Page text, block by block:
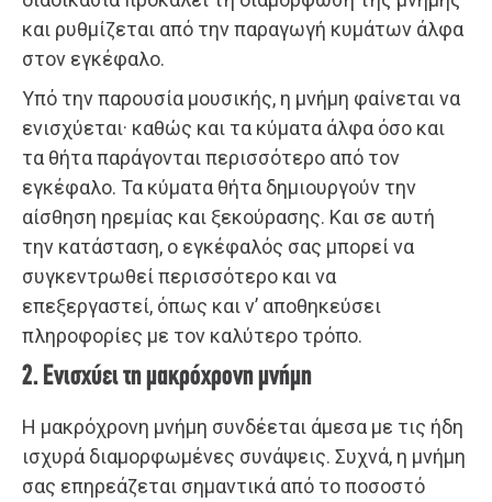
και ρυθμίζεται από την παραγωγή κυμάτων άλφα
στον εγκέφαλο.
Υπό την παρουσία μουσικής, η μνήμη φαίνεται να
ενισχύεται· καθώς και τα κύματα άλφα όσο και
τα θήτα παράγονται περισσότερο από τον
εγκέφαλο. Τα κύματα θήτα δημιουργούν την
αίσθηση ηρεμίας και ξεκούρασης. Και σε αυτή
την κατάσταση, ο εγκέφαλός σας μπορεί να
συγκεντρωθεί περισσότερο και να
επεξεργαστεί, όπως και ν’ αποθηκεύσει
πληροφορίες με τον καλύτερο τρόπο.
2. Ενισχύει τη μακρόχρονη μνήμη
Η μακρόχρονη μνήμη συνδέεται άμεσα με τις ήδη
ισχυρά διαμορφωμένες συνάψεις. Συχνά, η μνήμη
σας επηρεάζεται σημαντικά από το ποσοστό